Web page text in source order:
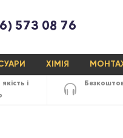
573 08 76
ХІМІЯ
і